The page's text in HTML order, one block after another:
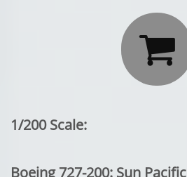

1/200 Scale:
Boeing 727-200: Sun Pacific